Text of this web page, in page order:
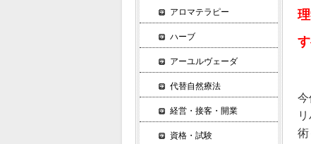
今
術
アロマテラピー
ハーブ
アーユルヴェーダ
代替自然療法
経営・接客・開業
資格・試験